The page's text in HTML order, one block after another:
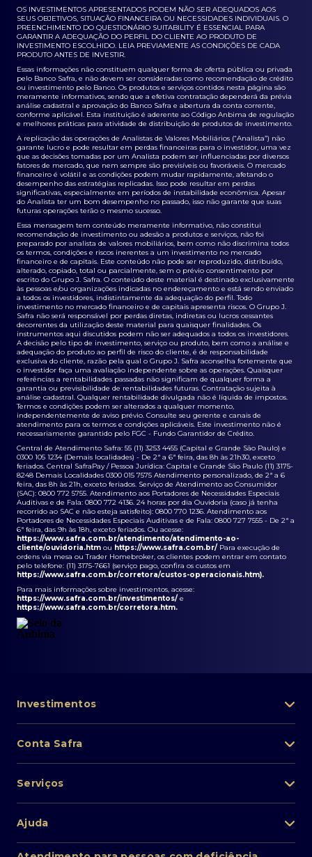
OS INVESTIMENTOS APRESENTADOS PODEM NÃO SER ADEQUADOS AOS
SEUS OBJETIVOS, SITUAÇÃO FINANCEIRA OU NECESSIDADES INDIVIDUAIS. O
PREENCHIMENTO DO QUESTIONÁRIO SUITABILITY É ESSENCIAL PARA
GARANTIR A ADEQUAÇÃO DO PERFIL DO CLIENTE AO PRODUTO DE
INVESTIMENTO ESCOLHIDO. LEIA PREVIAMENTE AS CONDIÇÕES DE CADA
PRODUTO ANTES DE INVESTIR.
Essas informações não constituem qualquer forma de oferta pública ou privada
pelo Banco Safra, e não devem ser consideradas como recomendação de crédito
ou investimento pelo Banco. Os produtos e serviços contidos nesta página são
meramente informativos, sendo que a efetiva contratação dependerá da prévia
análise cadastral e aprovação do Banco Safra e abertura da conta corrente,
conforme aplicável. Esta instituição é aderente ao Código Anbima de regulação
e melhores práticas para atividade de distribuição de produtos de investimento.
A replicação das operações de Analistas de Valores Mobiliários (“Analista”) não
garante lucro e pode resultar em perdas financeiras para o investidor, uma vez
que as decisões tomadas por um Analista podem ser influenciadas por diversos
fatores de mercado, que nem sempre são previsíveis ou favoráveis. O mercado
financeiro é volátil e as condições podem mudar rapidamente, afetando o
desempenho das estratégias replicadas. Isso pode resultar em perdas
significativas, especialmente em períodos de instabilidade econômica. Apesar
do Analista ter um bom desempenho no passado, isso não garante que suas
futuras operações terão o mesmo sucesso.
Essa mensagem tem conteúdo meramente informativo, não constitui
recomendação de investimento ou adesão a produtos e serviços, não foi
preparado por analista de valores mobiliários, bem como não discrimina todos
os termos, condições e riscos inerentes a um investimento no mercado
financeiro e de capitais. Este conteúdo não pode ser reproduzido, distribuído,
alterado, copiado, total ou parcialmente, sem o prévio consentimento por
escrito do Grupo J. Safra. O conteúdo deste material é destinado exclusivamente
às pessoas e/ou organizações indicadas no endereçamento e está sendo enviado
a todos os investidores, indistintamente da adequação do perfil. Todo
investimento no mercado financeiro e de capitais apresenta riscos. O Grupo J.
Safra não será responsável por perdas diretas, indiretas ou lucros cessantes
decorrentes da utilização deste material para quaisquer finalidades. Os
instrumentos aqui discutidos podem não ser adequados a todos os investidores.
A decisão pelo tipo de investimento, serviço ou produto, bem como a análise e
adequação do produto ao perfil de risco do cliente, é de responsabilidade
exclusiva do cliente, razão pela qual o Grupo J. Safra aconselha fortemente que
o investidor faça uma avaliação independente sobre as operações. Quaisquer
referências a rentabilidades passadas não significam de qualquer forma a
garantia ou previsibilidade de rentabilidades futuras. Contratação sujeita à
análise cadastral. Qualquer rentabilidade divulgada não é líquida de impostos.
Termos e condições podem ser alterados a qualquer momento,
independentemente de aviso prévio. Consulte seu gerente e canais de
atendimento para os termos e condições aplicáveis. Este investimento não é
necessariamente garantido pelo FGC - Fundo Garantidor de Crédito.
Central de Atendimento Safra: 55 (11) 3253 4455 (Capital e Grande São Paulo) e
0300 105 1234 (Demais localidades) - De 2ª a 6ª feira, das 8h às 21h30, exceto
feriados. Central SafraPay / Pessoa Jurídica: Capital e Grande São Paulo (11) 3175-
8248 Demais Localidades 0300 015 7575 Atendimento personalizado, de 2ª a 6
feira, das 8h às 21h, exceto feriados. Serviço de Atendimento ao Consumidor
(SAC): 0800 772 5755. Atendimento aos Portadores de Necessidades Especiais
Auditivas e de Fala: 0800 772 4136. 24 horas por dia Ouvidoria (caso já tenha
recorrido ao SAC e não esteja satisfeito): 0800 770 1236. Atendimento aos
Portadores de Necessidades Especiais Auditivas e de Fala: 0800 727 7555 - De 2ª a
6ª feira, das 9h às 18h, exceto feriados. Ou acesse:
https://www.safra.com.br/atendimento/atendimento-ao-
cliente/ouvidoria.htm ou https://www.safra.com.br/ Para execução de
ordens via mesa ou Trader Homebroker, os clientes podem entrar em contato
pelo telefone: (11) 3175-7661 (serviço pago, confira os custos em
https://www.safra.com.br/corretora/custos-operacionais.htm).
Para mais informações sobre investimentos, acesse:
https://www.safra.com.br/investimentos/ e
https://www.safra.com.br/corretora.htm.
Investimentos
Lista de fundos de investimento
Private Banking
Renda fixa
Conta Safra
Pessoa Física
Cartões
Empréstimos e financiamentos
Serviços
Perda/roubo de celular
Ajuda
Atendimento ao cliente